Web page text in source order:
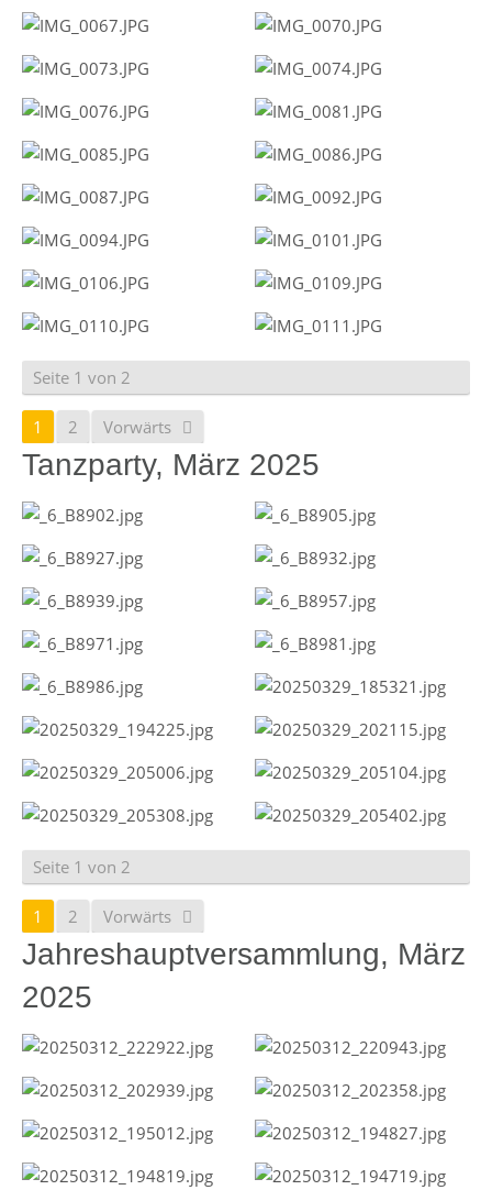
Seite 1 von 2
1 2 Vorwärts
Tanzparty, März 2025
Seite 1 von 2
1 2 Vorwärts
Jahreshauptversammlung, März
2025